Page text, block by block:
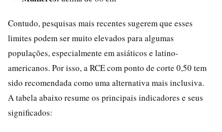
Contudo, pesquisas mais recentes sugerem que esses
limites podem ser muito elevados para algumas
populações, especialmente em asiáticos e latino-
americanos. Por isso, a RCE com ponto de corte 0,50 tem
sido recomendada como uma alternativa mais inclusiva.
A tabela abaixo resume os principais indicadores e seus
significados: